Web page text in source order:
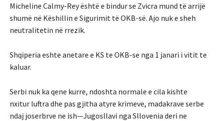
Micheline Calmy-Rey është e bindur se Zvicra mund të arrijë
shumë në Këshillin e Sigurimit të OKB-së. Ajo nuk e sheh
neutralitetin në rrezik.
Shqiperia eshte anetare e KS te OKB-se nga 1 janari i vitit te
kaluar.
Serbi nuk ka qene kurre, ndoshta normale e cila kishte
nxitur luftra dhe pas gjitha atyre krimeve, madakrave serbe
ndaj joserbrve ne ish—Jugosllavi nga Sllovenia deri ne